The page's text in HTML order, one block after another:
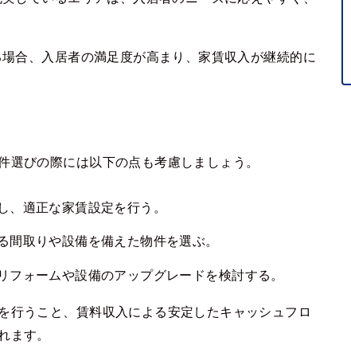
合、入居者の満足度が高まり、家賃収入が継続的に
びの際には以下の点も考慮しましょう。
適正な家賃設定を行う。
取りや設備を備えた物件を選ぶ。
ォームや設備のアップグレードを検討する。
行うこと、賃料収入による安定したキャッシュフロ
ます。